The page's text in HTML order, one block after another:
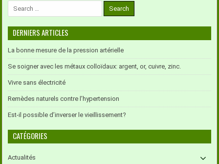
DERNIERS ARTICLES
La bonne mesure de la pression artérielle
Se soigner avec les métaux colloïdaux: argent, or, cuivre, zinc.
Vivre sans électricité
Remèdes naturels contre l’hypertension
Est-il possible d’inverser le vieillissement?
CATÉGORIES
Actualités